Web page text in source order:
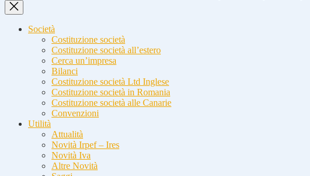
Società
Costituzione società
Costituzione società all’estero
Cerca un’impresa
Bilanci
Costituzione società Ltd Inglese
Costituzione società in Romania
Costituzione società alle Canarie
Convenzioni
Utilità
Attualità
Novità Irpef – Ires
Novità Iva
Altre Novità